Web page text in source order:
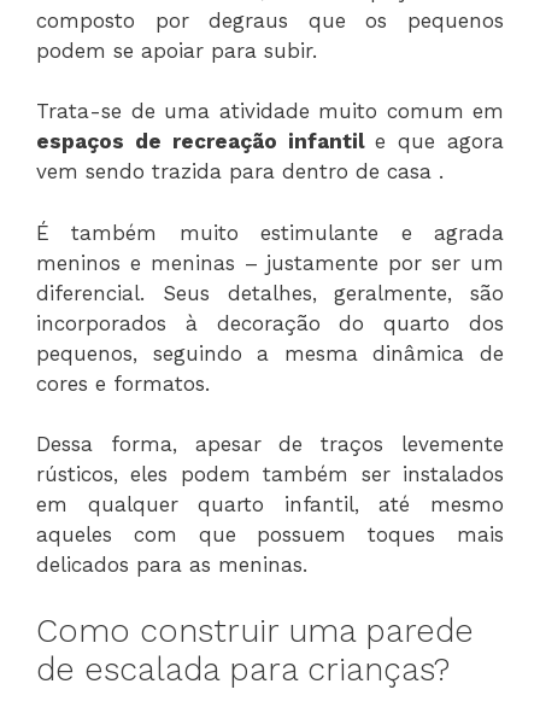
composto por degraus que os pequenos
podem se apoiar para subir.
Trata-se de uma atividade muito comum em
espaços de recreação infantile que agora
vem sendo trazida para dentro de casa .
É também muito estimulante e agrada
meninos e meninas – justamente por ser um
diferencial. Seus detalhes, geralmente, são
incorporados à decoração do quarto dos
pequenos, seguindo a mesma dinâmica de
cores e formatos.
Dessa forma, apesar de traços levemente
rústicos, eles podem também ser instalados
em qualquer quarto infantil, até mesmo
aqueles com que possuem toques mais
delicados para as meninas.
Como construir uma parede
de escalada para crianças?